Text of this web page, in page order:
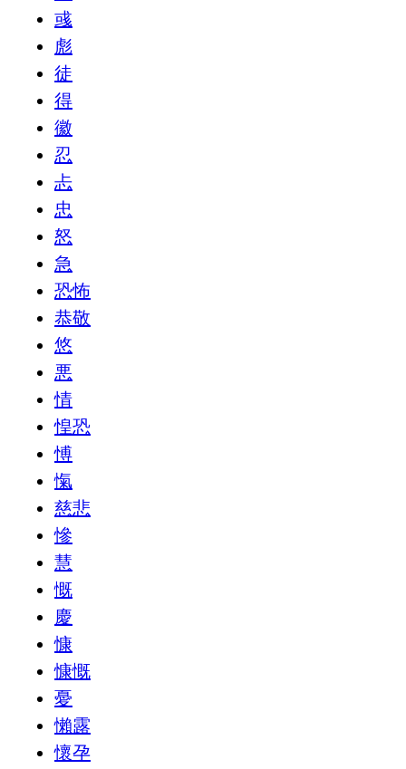
彧
彪
徒
得
徽
忍
忐
忠
怒
急
恐怖
恭敬
悠
悪
情
惶恐
愽
愾
慈悲
慘
慧
慨
慶
慷
慷慨
憂
懶露
懷孕